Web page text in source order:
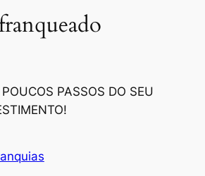
PASSOS DO SEU